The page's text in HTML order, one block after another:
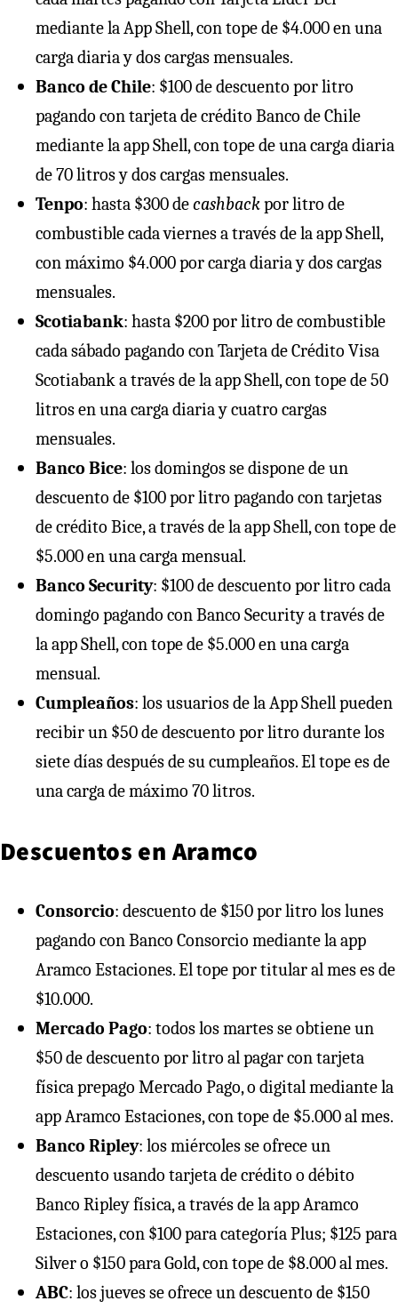
mediante la App Shell, con tope de $4.000 en una
carga diaria y dos cargas mensuales.
Banco de Chile: $100 de descuento por litro
pagando con tarjeta de crédito Banco de Chile
mediante la app Shell, con tope de una carga diaria
de 70 litros y dos cargas mensuales.
Tenpo: hasta $300 decashbackpor litro de
combustible cada viernes a través de la app Shell,
con máximo $4.000 por carga diaria y dos cargas
mensuales.
Scotiabank: hasta $200 por litro de combustible
cada sábado pagando con Tarjeta de Crédito Visa
Scotiabank a través de la app Shell, con tope de 50
litros en una carga diaria y cuatro cargas
mensuales.
Banco Bice: los domingos se dispone de un
descuento de $100 por litro pagando con tarjetas
de crédito Bice, a través de la app Shell, con tope de
$5.000 en una carga mensual.
Banco Security: $100 de descuento por litro cada
domingo pagando con Banco Security a través de
la app Shell, con tope de $5.000 en una carga
mensual.
Cumpleaños: los usuarios de la App Shell pueden
recibir un $50 de descuento por litro durante los
siete días después de su cumpleaños. El tope es de
una carga de máximo 70 litros.
Descuentos en Aramco
Consorcio: descuento de $150 por litro los lunes
pagando con Banco Consorcio mediante la app
Aramco Estaciones. El tope por titular al mes es de
$10.000.
Mercado Pago: todos los martes se obtiene un
$50 de descuento por litro al pagar con tarjeta
física prepago Mercado Pago, o digital mediante la
app Aramco Estaciones, con tope de $5.000 al mes.
Banco Ripley: los miércoles se ofrece un
descuento usando tarjeta de crédito o débito
Banco Ripley física, a través de la app Aramco
Estaciones, con $100 para categoría Plus; $125 para
Silver o $150 para Gold, con tope de $8.000 al mes.
ABC: los jueves se ofrece un descuento de $150